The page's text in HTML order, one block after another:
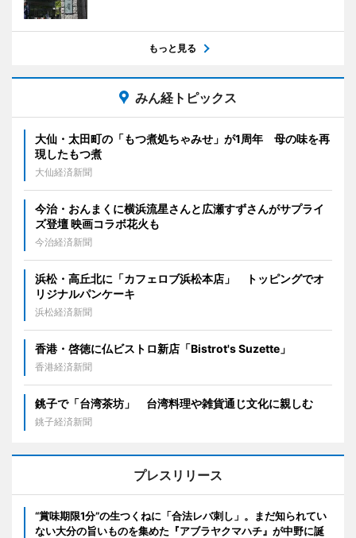
もっと見る
みん経トピックス
大仙・太田町の「もつ煮処ちゃみせ」が1周年 母の味を再
現したもつ煮
大仙経済新聞
今治・おんまくに横浜流星さんと広瀬すずさんがサプライ
ズ登壇 映画コラボ花火も
今治経済新聞
浜松・高丘北に「カフェロブ浜松本店」 トッピングでオ
リジナルパンケーキ
浜松経済新聞
香港・啓徳に仏ビストロ新店「Bistrot's Suzette」
香港経済新聞
銚子で「台湾茶坊」 台湾料理や雑貨通じ文化に親しむ
銚子経済新聞
プレスリリース
“賞味期限1分”の生つくねに「合法レバ刺し」。まだ知られてい
ない大分の旨いものを集めた『アブラヤクマハチ』が中野に誕